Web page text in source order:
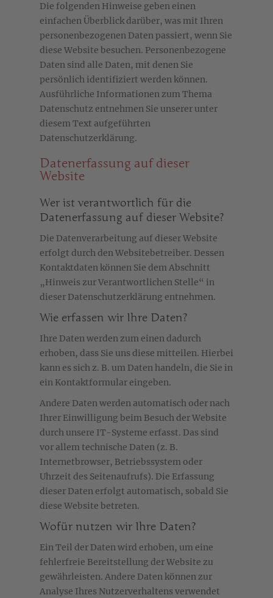
Die folgenden Hinweise geben einen
einfachen Überblick darüber, was mit Ihren
personenbezogenen Daten passiert, wenn Sie
diese Website besuchen. Personenbezogene
Daten sind alle Daten, mit denen Sie
persönlich identifiziert werden können.
Ausführliche Informationen zum Thema
Datenschutz entnehmen Sie unserer unter
diesem Text aufgeführten
Datenschutzerklärung.
Datenerfassung auf dieser
Website
Wer ist verantwortlich für die
Datenerfassung auf dieser Website?
Die Datenverarbeitung auf dieser Website
erfolgt durch den Websitebetreiber. Dessen
Kontaktdaten können Sie dem Abschnitt
„Hinweis zur Verantwortlichen Stelle“ in
dieser Datenschutzerklärung entnehmen.
Wie erfassen wir Ihre Daten?
Ihre Daten werden zum einen dadurch
erhoben, dass Sie uns diese mitteilen. Hierbei
kann es sich z. B. um Daten handeln, die Sie in
ein Kontaktformular eingeben.
Andere Daten werden automatisch oder nach
Ihrer Einwilligung beim Besuch der Website
durch unsere IT-Systeme erfasst. Das sind
vor allem technische Daten (z. B.
Internetbrowser, Betriebssystem oder
Uhrzeit des Seitenaufrufs). Die Erfassung
dieser Daten erfolgt automatisch, sobald Sie
diese Website betreten.
Wofür nutzen wir Ihre Daten?
Ein Teil der Daten wird erhoben, um eine
fehlerfreie Bereitstellung der Website zu
gewährleisten. Andere Daten können zur
Analyse Ihres Nutzerverhaltens verwendet